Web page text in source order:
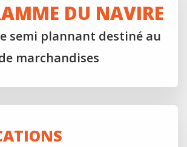
DU NAVIRE
semi plannant destiné au
marchandises